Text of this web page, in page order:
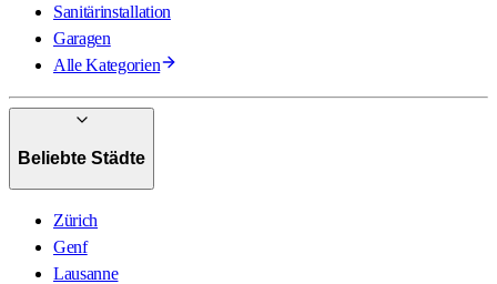
Sanitärinstallation
Garagen
Alle Kategorien
Beliebte Städte
Zürich
Genf
Lausanne